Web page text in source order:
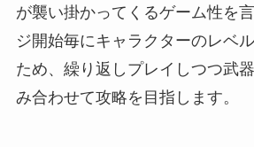
が襲い掛かってくるゲーム性を
ジ開始毎にキャラクターのレベ
ため、繰り返しプレイしつつ武
み合わせて攻略を目指します。